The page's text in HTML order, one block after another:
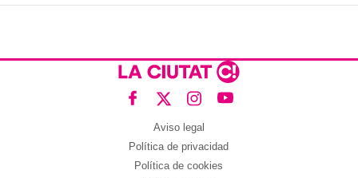
Aviso legal
Política de privacidad
Política de cookies